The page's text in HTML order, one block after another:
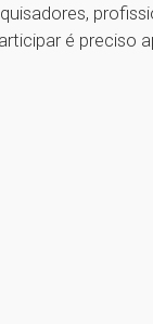
é preciso